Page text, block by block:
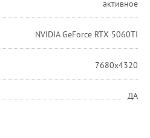
активное
NVIDIA GeForce RTX 5060TI
7680x4320
ДА